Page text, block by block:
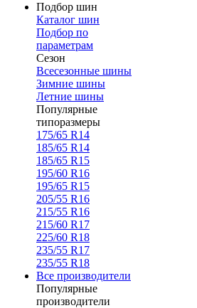
Подбор шин
Каталог шин
Подбор по
параметрам
Сезон
Всесезонные шины
Зимние шины
Летние шины
Популярные
типоразмеры
175/65 R14
185/65 R14
185/65 R15
195/60 R16
195/65 R15
205/55 R16
215/55 R16
215/60 R17
225/60 R18
235/55 R17
235/55 R18
Все производители
Популярные
производители